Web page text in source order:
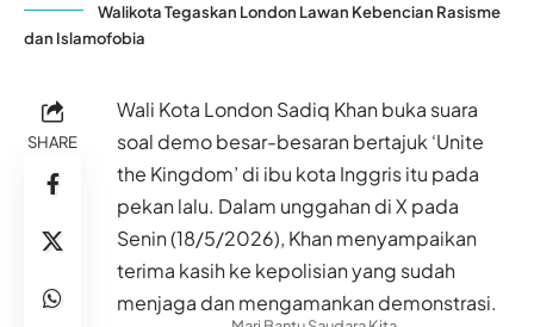
Walikota Tegaskan London Lawan Kebencian Rasisme
dan Islamofobia
SHARE
Wali Kota London Sadiq Khan buka suara
soal demo besar-besaran bertajuk ‘Unite
the Kingdom’ di ibu kota Inggris itu pada
pekan lalu. Dalam unggahan di X pada
Senin (18/5/2026), Khan menyampaikan
terima kasih ke kepolisian yang sudah
menjaga dan mengamankan demonstrasi.